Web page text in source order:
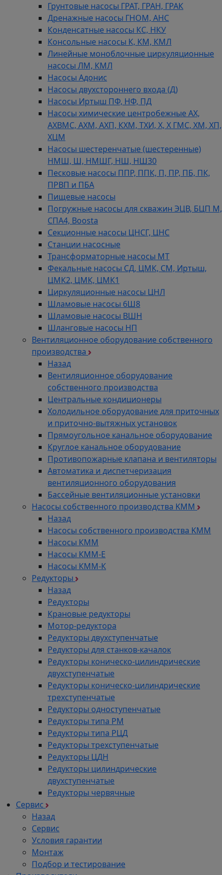
Грунтовые насосы ГРАТ, ГРАН, ГРАК
Дренажные насосы ГНОМ, АНС
Конденсатные насосы КС, НКУ
Консольные насосы К, КМ, КМЛ
Линейные моноблочные циркуляционные
насосы ЛМ, КМЛ
Насосы Адонис
Насосы двухстороннего входа (Д)
Насосы Иртыш ПФ, НФ, ПД
Насосы химические центробежные АХ,
АХВМС, АХМ, АХП, КХМ, ТХИ, Х, Х ГМС, ХМ, ХП,
ХЦМ
Насосы шестеренчатые (шестеренные)
НМШ, Ш, НМШГ, НШ, НШ30
Песковые насосы ППР, ППК, П, ПР, ПБ, ПК,
ПРВП и ПБА
Пищевые насосы
Погружные насосы для скважин ЭЦВ, БЦП М,
СПА4, Boosta
Секционные насосы ЦНСГ, ЦНС
Станции насосные
Трансформаторные насосы МТ
Фекальные насосы СД, ЦМК, СМ, Иртыш,
ЦМК2, ЦМК, ЦМК1
Циркуляционные насосы ЦНЛ
Шламовые насосы 6Ш8
Шламовые насосы ВШН
Шланговые насосы НП
Вентиляционное оборудование собственного
производства
Назад
Вентиляционное оборудование
собственного производства
Центральные кондиционеры
Холодильное оборудование для приточных
и приточно-вытяжных установок
Прямоугольное канальное оборудование
Круглое канальное оборудование
Противопожарные клапана и вентиляторы
Автоматика и диспетчеризация
вентиляционного оборудования
Бассейные вентиляционные установки
Насосы собственного производства KMM
Назад
Насосы собственного производства KMM
Насосы КММ
Насосы КММ-Е
Насосы КММ-К
Редукторы
Назад
Редукторы
Крановые редукторы
Мотор-редуктора
Редукторы двухступенчатые
Редукторы для станков-качалок
Редукторы коническо-цилиндрические
двухступенчатые
Редукторы коническо-цилиндрические
трехступенчатые
Редукторы одноступенчатые
Редукторы типа РМ
Редукторы типа РЦД
Редукторы трехступенчатые
Редукторы ЦДН
Редукторы цилиндрические
двухступенчатые
Редукторы червячные
Сервис
Назад
Сервис
Условия гарантии
Монтаж
Подбор и тестирование